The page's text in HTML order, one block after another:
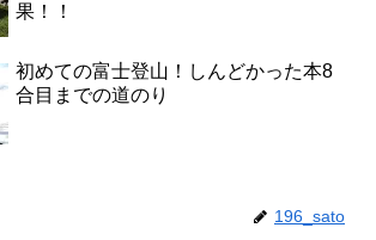
果！！
初めての富士登山！しんどかった本8
合目までの道のり
196_sato